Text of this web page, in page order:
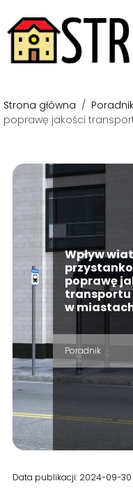
Strona główna /
poprawę jakości
Wpływ wiat
poprawę
transportu
w
Poradnik
Data publikacji: 2024-09-30